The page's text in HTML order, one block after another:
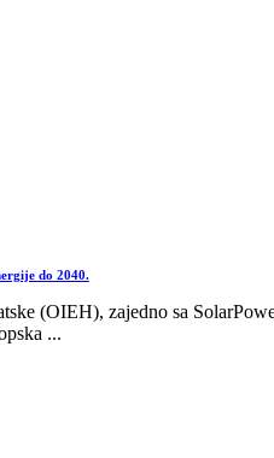
do 2040.
(OIEH), zajedno sa
...